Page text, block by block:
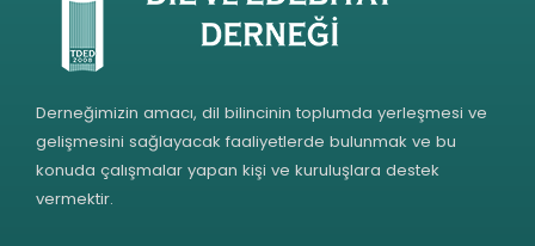
Derneğimizin amacı, dil bilincinin toplumda yerleşmesi ve
gelişmesini sağlayacak faaliyetlerde bulunmak ve bu
konuda çalışmalar yapan kişi ve kuruluşlara destek
vermektir.